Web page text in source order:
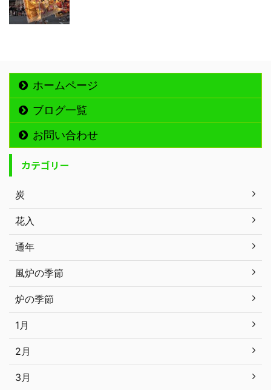
ホームページ
ブログ一覧
お問い合わせ
カテゴリー
炭
花入
通年
風炉の季節
炉の季節
1月
2月
3月